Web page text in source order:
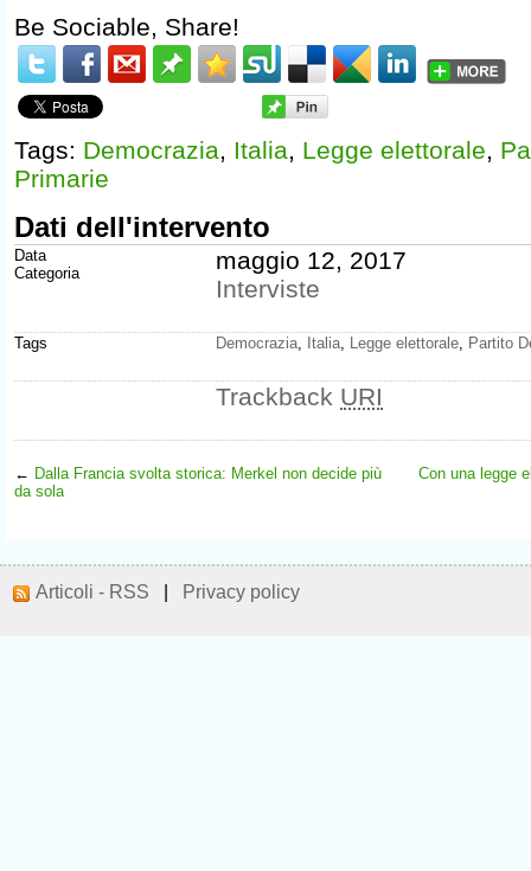
Be Sociable, Share!
Tags: Democrazia Italia Legge elettorale
Primarie
Dati dell'intervento
Data
Categoria
maggio 12, 2017
Interviste
Tags Democrazia Italia Legge elettorale Partito
Trackback URI
← Dalla Francia svolta storica: Merkel non decide più
da sola
Con una legge
Articoli - RSS Privacy policy